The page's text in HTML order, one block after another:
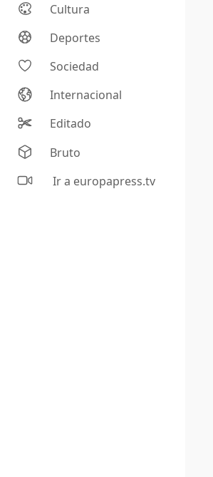
Cultura
Deportes
Sociedad
Internacional
Editado
Bruto
Ir a europapress.tv